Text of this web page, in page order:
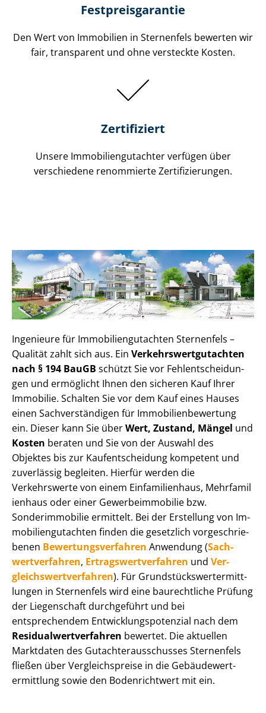
Festpreis​garantie
Den Wert von Immobilien in Sternenfels bewerten wir
fair, transparent und ohne versteckte Kosten.
Zertifiziert
Unsere Immobilien­gutachter verfügen über
verschiedene renommierte Zer­ti­fi­zie­run­gen.
Ingenieure für Im­mo­bi­li­en­gut­ach­ten Sternenfels –
Qualität zahlt sich aus. Ein Ver­kehrs­wert­gut­ach­ten
nach § 194 BauGB schützt Sie vor Fehl­ent­schei­dun­
gen und ermöglicht Ihnen den sicheren Kauf Ihrer
Immobilie. Schalten Sie vor dem Kauf eines Hauses
einen Sach­ver­stän­di­gen für Im­mo­bi­li­en­be­wer­tung
ein. Dieser kann Sie überWert, Zustand, Mängel und
Kosten beraten und Sie von der Auswahl des
Objektes bis zur Kauf­ent­schei­dung kompetent und
zuverlässig begleiten. Hierfür werden die
Verkehrswerte von einem Einfamilienhaus, Mehr­fa­mi­l
i­en­haus oder einer Ge­wer­be­im­mo­bi­lie bzw.
Sonderimmobilie ermittelt. Bei der Erstellung von Im­
mo­bi­li­en­gut­ach­ten finden die gesetzlich vor­ge­schrie­
be­nen Be­wer­tungs­ver­fah­ren Anwendung (Sach­
wert­ver­fah­ren, Er­trags­wert­ver­fah­ren und Ver­
gleichs­wert­ver­fah­ren). Für Grund­stücks­wert­ermitt­
lun­gen in Sternenfels wird eine baurechtliche Prüfung
der Liegenschaft durchgeführt und bei
entsprechendem Ent­wick­lungs­po­ten­zi­al nach dem
Re­si­du­al­wert­ver­fah­ren bewertet. Die aktuellen
Marktdaten des Gut­ach­ter­aus­schus­ses Sternenfels
fließen über Ver­gleichs­prei­se in die Ge­bäu­de­wert­
ermitt­lung sowie den Bodenrichtwert mit ein.